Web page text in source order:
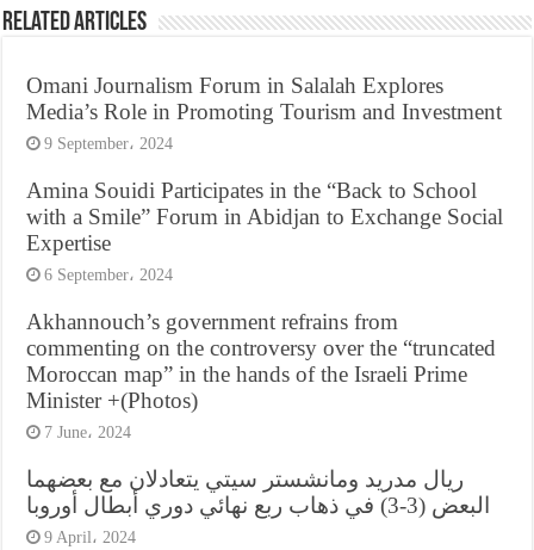
Related Articles
Omani Journalism Forum in Salalah Explores
Media’s Role in Promoting Tourism and Investment
9 September، 2024
Amina Souidi Participates in the “Back to School
with a Smile” Forum in Abidjan to Exchange Social
Expertise
6 September، 2024
Akhannouch’s government refrains from
commenting on the controversy over the “truncated
Moroccan map” in the hands of the Israeli Prime
Minister +(Photos)
7 June، 2024
ريال مدريد ومانشستر سيتي يتعادلان مع بعضهما
البعض (3-3) في ذهاب ربع نهائي دوري أبطال أوروبا
9 April، 2024